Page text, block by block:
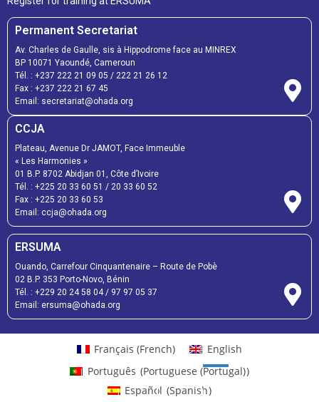
Permanent Secretariat
Av. Charles de Gaulle, sis à Hippodrome face au MINREX
BP 10071 Yaoundé, Cameroun
Tél. : +237 222 21 09 05 / 222 21 26 12
Fax : +237 222 21 67 45
Email: secretariat@ohada.org
CCJA
Plateau, Avenue Dr JAMOT, Face Immeuble
« Les Harmonies »
01 B.P. 8702 Abidjan 01, Côte d’Ivoire
Tél. : +225 20 33 60 51 / 20 33 60 52
Fax : +225 20 33 60 53
Email: ccja@ohada.org
ERSUMA
Ouando, Carrefour Cinquantenaire – Route de Pobè
02 B.P. 353 Porto-Novo, Bénin
Tél. : +229 20 24 58 04/ 97 97 05 37
Email: ersuma@ohada.org
Français (French)
English
Português (Portuguese (Portugal))
Español (Spanish)